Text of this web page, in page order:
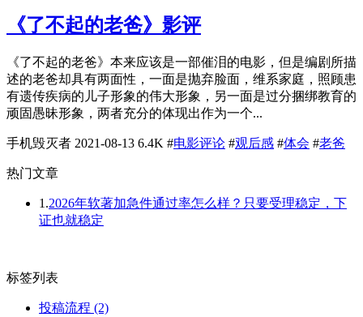
《了不起的老爸》影评
《了不起的老爸》本来应该是一部催泪的电影，但是编剧所描
述的老爸却具有两面性，一面是抛弃脸面，维系家庭，照顾患
有遗传疾病的儿子形象的伟大形象，另一面是过分捆绑教育的
顽固愚昧形象，两者充分的体现出作为一个...
手机毁灭者 2021-08-13 6.4K #电影评论 #观后感 #体会 #老爸
热门文章
1.2026年软著加急件通过率怎么样？只要受理稳定，下
证也就稳定
标签列表
投稿流程 (2)